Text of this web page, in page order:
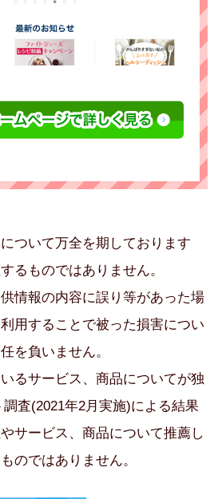
ついて万全を期しております
るものではありません。
情報の内容に誤り等があった場
用することで被った損害につい
を負いません。
るサービス、商品についてが独
査(2021年2月実施)による結果
サービス、商品について推薦し
のではありません。